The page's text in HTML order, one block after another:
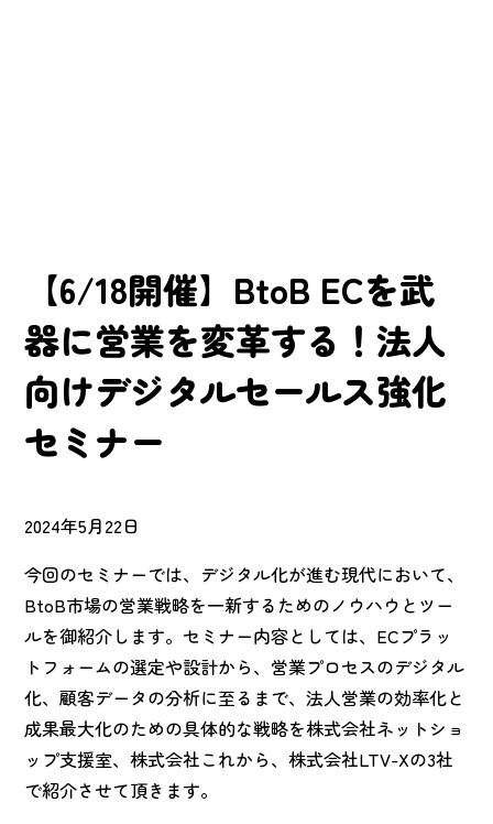
【6/18開催】BtoB ECを武
器に営業を変革する！法人
向けデジタルセールス強化
セミナー
2024年5月22日
今回のセミナーでは、デジタル化が進む現代において、
BtoB市場の営業戦略を一新するためのノウハウとツー
ルを御紹介します。セミナー内容としては、ECプラッ
トフォームの選定や設計から、営業プロセスのデジタル
化、顧客データの分析に至るまで、法人営業の効率化と
成果最大化のための具体的な戦略を株式会社ネットショ
ップ支援室、株式会社これから、株式会社LTV-Xの3社
で紹介させて頂きます。